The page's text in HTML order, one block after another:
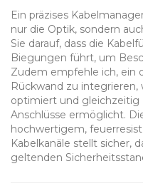
Ein präzises
nur die Optik, sondern
Sie darauf, dass die
Biegungen führt, um
Zudem empfehle ich, ein
Rückwand zu
optimiert und gleichzeitig
Anschlüsse ermöglicht.
hochwertigem,
Kabelkanäle stellt sicher,
geltenden